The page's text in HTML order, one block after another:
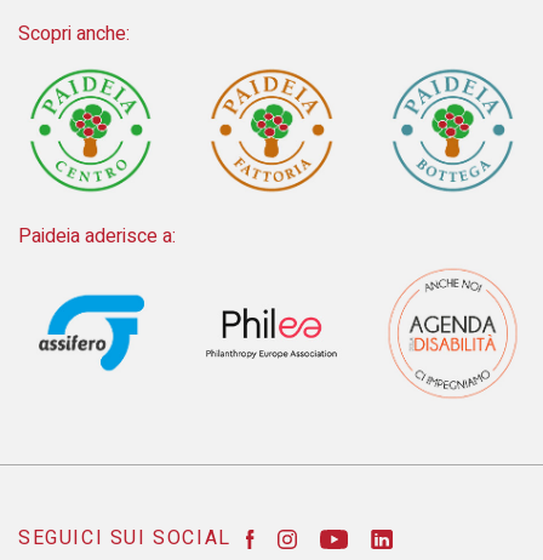
Scopri anche:
Paideia aderisce a:
SEGUICI SUI SOCIAL